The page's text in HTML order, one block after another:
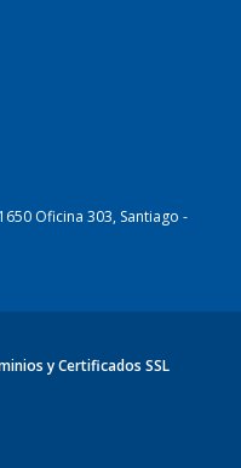
Oficina 303, Santiago -
y Certificados SSL